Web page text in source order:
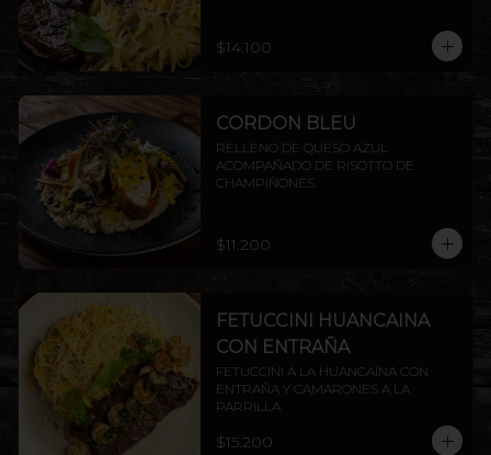
$14.100
CORDON BLEU
RELLENO DE QUESO AZUL
ACOMPAÑADO DE RISOTTO DE
CHAMPIÑONES.
$11.200
FETUCCINI HUANCAINA
CON ENTRAÑA
FETUCCINI A LA HUANCAÍNA CON
ENTRAÑA Y CAMARONES A LA
PARRILLA
$15.200